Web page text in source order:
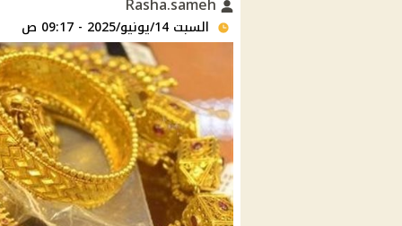
السبت 14/يونيو/2025 - 09:17 ص